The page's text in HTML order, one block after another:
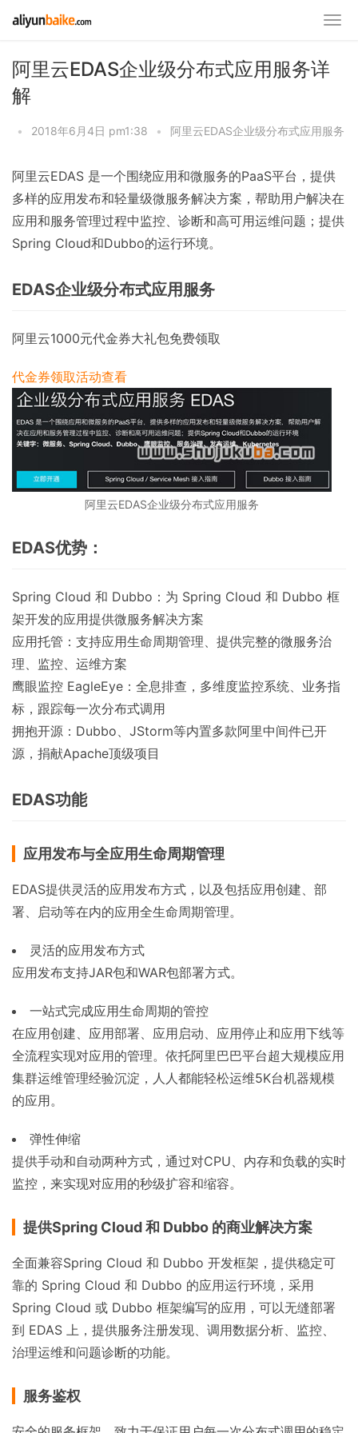
阿里云EDAS企业级分布式应用服务详
解
• 2018年6月4日 pm1:38 • 阿里云EDAS企业级分布式应用服务
阿里云EDAS 是一个围绕应用和微服务的PaaS平台，提供
多样的应用发布和轻量级微服务解决方案，帮助用户解决在
应用和服务管理过程中监控、诊断和高可用运维问题；提供
Spring Cloud和Dubbo的运行环境。
EDAS企业级分布式应用服务
阿里云1000元代金券大礼包免费领取
代金券领取活动查看
阿里云EDAS企业级分布式应用服务
EDAS优势：
Spring Cloud 和 Dubbo：为 Spring Cloud 和 Dubbo 框
架开发的应用提供微服务解决方案
应用托管：支持应用生命周期管理、提供完整的微服务治
理、监控、运维方案
鹰眼监控 EagleEye：全息排查，多维度监控系统、业务指
标，跟踪每一次分布式调用
拥抱开源：Dubbo、JStorm等内置多款阿里中间件已开
源，捐献Apache顶级项目
EDAS功能
应用发布与全应用生命周期管理
EDAS提供灵活的应用发布方式，以及包括应用创建、部
署、启动等在内的应用全生命周期管理。
灵活的应用发布方式
应用发布支持JAR包和WAR包部署方式。
一站式完成应用生命周期的管控
在应用创建、应用部署、应用启动、应用停止和应用下线等
全流程实现对应用的管理。依托阿里巴巴平台超大规模应用
集群运维管理经验沉淀，人人都能轻松运维5K台机器规模
的应用。
弹性伸缩
提供手动和自动两种方式，通过对CPU、内存和负载的实时
监控，来实现对应用的秒级扩容和缩容。
提供Spring Cloud 和 Dubbo 的商业解决方案
全面兼容Spring Cloud 和 Dubbo 开发框架，提供稳定可
靠的 Spring Cloud 和 Dubbo 的应用运行环境，采用
Spring Cloud 或 Dubbo 框架编写的应用，可以无缝部署
到 EDAS 上，提供服务注册发现、调用数据分析、监控、
治理运维和问题诊断的功能。
服务鉴权